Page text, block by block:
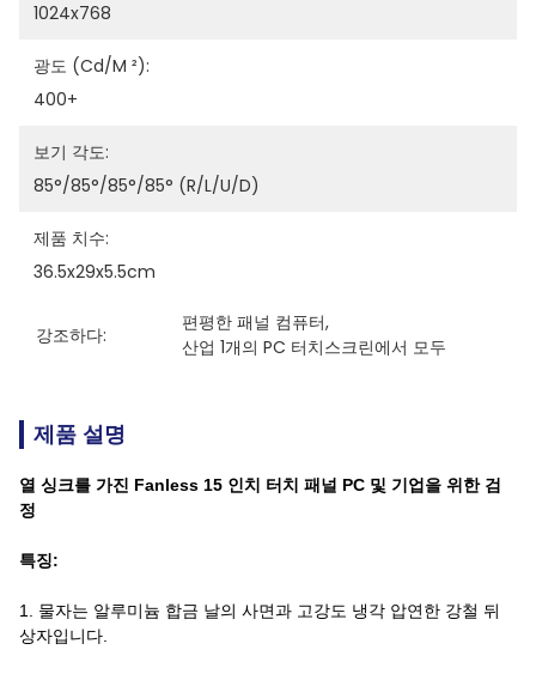
1024x768
광도 (cd/m ²):
400+
보기 각도:
85°/85°/85°/85° (R/L/U/D)
제품 치수:
36.5x29x5.5cm
강조하다:
편평한 패널 컴퓨터,
산업 1개의 PC 터치스크린에서 모두
제품 설명
열 싱크를 가진 Fanless 15 인치 터치 패널 PC 및 기업을 위한 검
정
특징:
1. 물자는 알루미늄 합금 날의 사면과 고강도 냉각 압연한 강철 뒤
상자입니다.